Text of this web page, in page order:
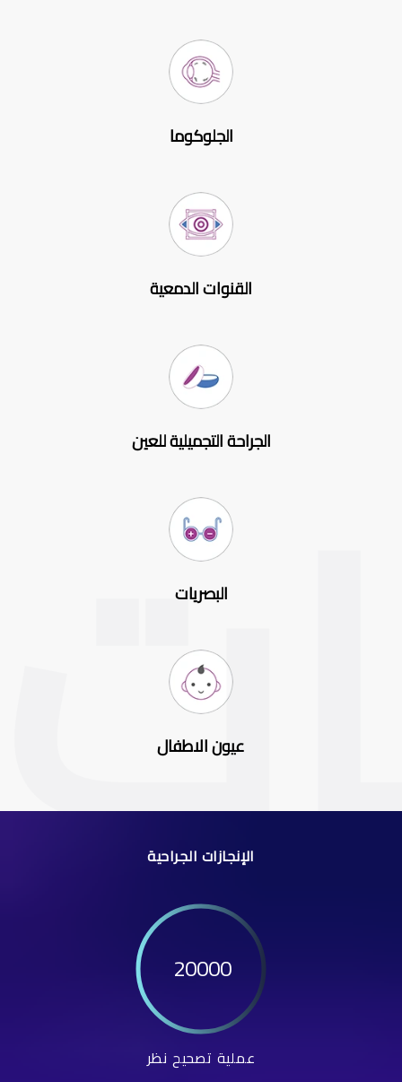
الجلوكوما
القنوات الدمعية
الجراحة التجميلية للعين
البصريات
عيون الاطفال
الإنجازات الجراحية
20000
عملية تصحيح نظر